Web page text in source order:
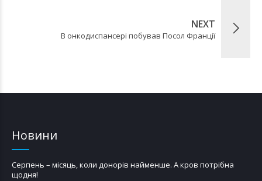
NEXT
В онкодиспансері побував Посол Франції
Новини
Серпень – місяць, коли донорів найменше. А кров потрібна
щодня!